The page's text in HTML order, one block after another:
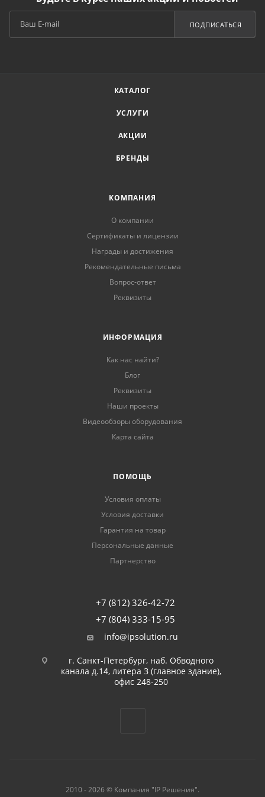
ПОДПИСАТЬСЯ
КАТАЛОГ
УСЛУГИ
АКЦИИ
БРЕНДЫ
КОМПАНИЯ
О компании
Сертификаты и лицензии
Награды и достижения
Рекомендательные письма
Вопрос-ответ
Реквизиты
ИНФОРМАЦИЯ
Как нас найти?
Блог
Реквизиты
Наши проекты
Видеообзоры оборудования
Карта сайта
ПОМОЩЬ
Условия оплаты
Условия доставки
Гарантия на товар
Персональные данные
Партнерство
+7 (812) 326-42-72
+7 (804) 333-15-95
info@ipsolution.ru
г. Санкт-Петербург, наб. Обводного
канала д.14, литера З (главное здание),
офис 248-250
2010 - 2026 © Компания "IP Решения".